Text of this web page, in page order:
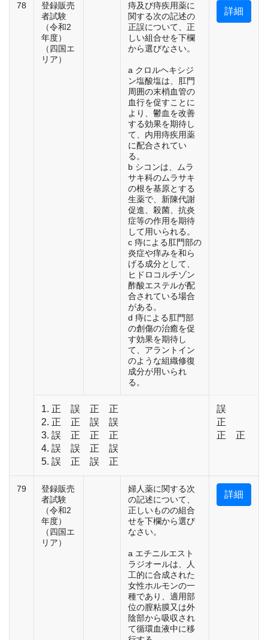
78
登録販売
者試験
（令和2
年度）
（四国エ
リア）
痔及び痔疾用薬に
関する次の記述の
正誤について、正
しい組合せを下欄
から選びなさい。
a クロルヘキシジ
ン塩酸塩は、肛門
周囲の末梢血管の
血行を促すことに
より、鬱血を改善
する効果を期待し
て、内用痔疾用薬
に配合されてい
る。
b シコンは、ムラ
サキ科のムラサキ
の根を基原とする
生薬で、新陳代謝
促進、殺菌、抗炎
症等の作用を期待
して用いられる。
c 痔による肛門部の
炎症や痒みを和ら
げる成分として、
ヒドロコルチゾン
酢酸エステルが配
合されている場合
がある。
d 痔による肛門部
の創傷の治癒を促
す効果を期待し
て、アラントイン
のような組織修復
成分が用いられ
る。
詳細
1. 正 誤 正 正
2. 正 正 誤 誤
3. 誤 正 正 正
4. 誤 誤 正 誤
5. 誤 正 誤 正
誤
正
正 正
79
登録販売
者試験
（令和2
年度）
（四国エ
リア）
婦人薬に関する次
の記述について、
正しいものの組合
せを下欄から選び
なさい。
a エチニルエスト
ラジオールは、人
工的に合成された
女性ホルモンの一
種であり、適用部
位の膣粘膜又は外
陰部から吸収され
て循環血液中に移
詳細